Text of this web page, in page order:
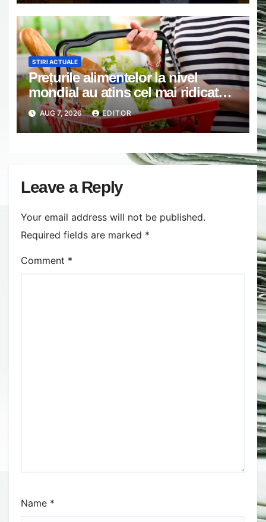
acopere culpa PNL-USR
STIRI ACTUALE
Prețurile alimentelor la nivel
mondial au atins cel mai ridicat
nivel din ultimii peste trei ani. În
ultima lună, grâul s-a scumpit cel
mai mult (+5,8%), pe fondul
secetei, dar și al temerilor că
războiul din Ucraina va perturba
din nou exporturile prin Marea
Neagră.
AUG 7, 2026 EDITOR
Leave a Reply
Your email address will not be published.
Required fields are marked *
Comment *
Name *